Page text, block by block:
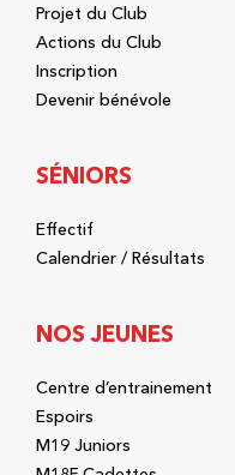
Projet du Club
Actions du Club
Inscription
Devenir bénévole
SÉNIORS
Effectif
Calendrier / Résultats
NOS JEUNES
Centre d’entrainement
Espoirs
M19 Juniors